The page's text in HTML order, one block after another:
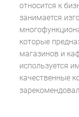
относится к
занимается
которые
магазинов и
используется
качественные